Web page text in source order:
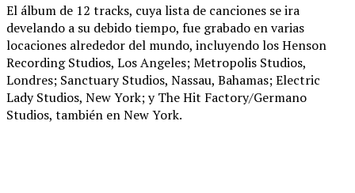
El álbum de 12 tracks, cuya lista de canciones se ira
develando a su debido tiempo, fue grabado en varias
locaciones alrededor del mundo, incluyendo los Henson
Recording Studios, Los Angeles; Metropolis Studios,
Londres; Sanctuary Studios, Nassau, Bahamas; Electric
Lady Studios, New York; y The Hit Factory/Germano
Studios, también en New York.